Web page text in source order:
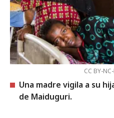
CC BY-
Una madre vigila a su
de Maiduguri.